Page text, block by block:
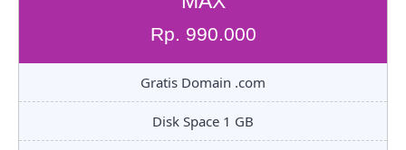
Rp. 990.000
Gratis Domain .com
Disk Space 1 GB